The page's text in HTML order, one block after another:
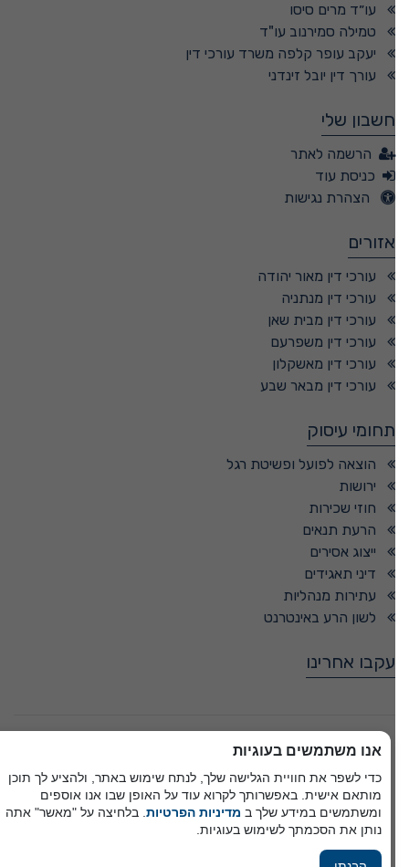
עו״ד מרים סיסו
טמילה סמירנוב עו"ד
יעקב עופר קלפה משרד עורכי דין
עורך דין יובל זינדני
חשבון שלי
הרשמה לאתר
כניסת עוד
הצהרת נגישות
אזורים
עורכי דין מאור יהודה
עורכי דין מנתניה
עורכי דין מבית שאן
עורכי דין משפרעם
עורכי דין מאשקלון
עורכי דין מבאר שבע
תחומי עיסוק
הוצאה לפועל ופשיטת רגל
ירושות
חוזי שכירות
הרעת תנאים
ייצוג אסירים
דיני תאגידים
עתירות מנהליות
לשון הרע באינטרנט
עקבו אחרינו
פיתוח A&A Digital Agency
מביתאלמיר מערכות תוכנה
אנו משתמשים בעוגיות
כדי לשפר את חוויית הגלישה שלך, לנתח שימוש באתר, ולהציע לך תוכן
מותאם אישית. באפשרותך לקרוא עוד על האופן שבו אנו אוספים
ומשתמשים במידע שלך ב מדיניות הפרטיות. בלחיצה על "מאשר" אתה
נותן את הסכמתך לשימוש בעוגיות.